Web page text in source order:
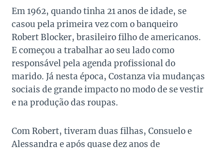
Em 1962, quando tinha 21 anos de idade, se
casou pela primeira vez com o banqueiro
Robert Blocker, brasileiro filho de americanos.
E começou a trabalhar ao seu lado como
responsável pela agenda profissional do
marido. Já nesta época, Costanza via mudanças
sociais de grande impacto no modo de se vestir
e na produção das roupas.
Com Robert, tiveram duas filhas, Consuelo e
Alessandra e após quase dez anos de